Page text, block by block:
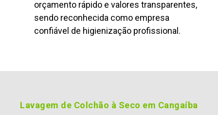
orçamento rápido e valores transparentes,
sendo reconhecida como empresa
confiável de higienização profissional.
Lavagem de Colchão à Seco em Cangaíba